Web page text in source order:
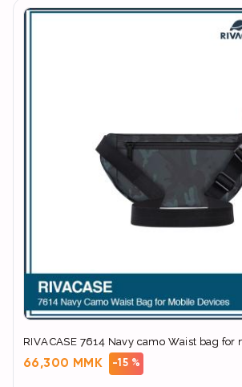
RIVACASE 7614 Navy camo Waist bag
66,300 MMK -15 %